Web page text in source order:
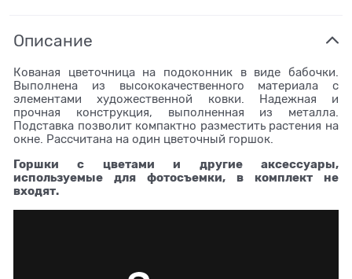
Описание
Кованая цветочница на подоконник в виде бабочки.
Выполнена из высококачественного материала с
элементами художественной ковки. Надежная и
прочная конструкция, выполненная из металла.
Подставка позволит компактно разместить растения на
окне. Рассчитана на один цветочный горшок.
Горшки с цветами и другие аксессуары,
используемые для фотосъемки, в комплект не
входят.